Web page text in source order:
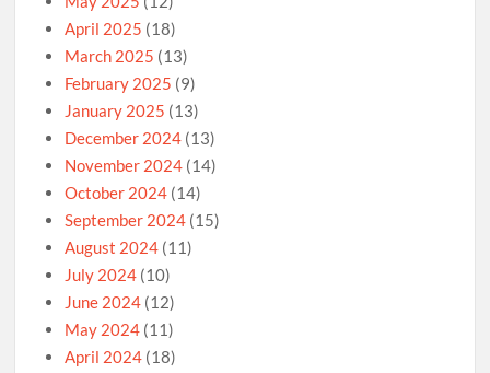
April 2025 (18)
March 2025 (13)
February 2025 (9)
January 2025 (13)
December 2024 (13)
November 2024 (14)
October 2024 (14)
September 2024 (15)
August 2024 (11)
July 2024 (10)
June 2024 (12)
May 2024 (11)
April 2024 (18)